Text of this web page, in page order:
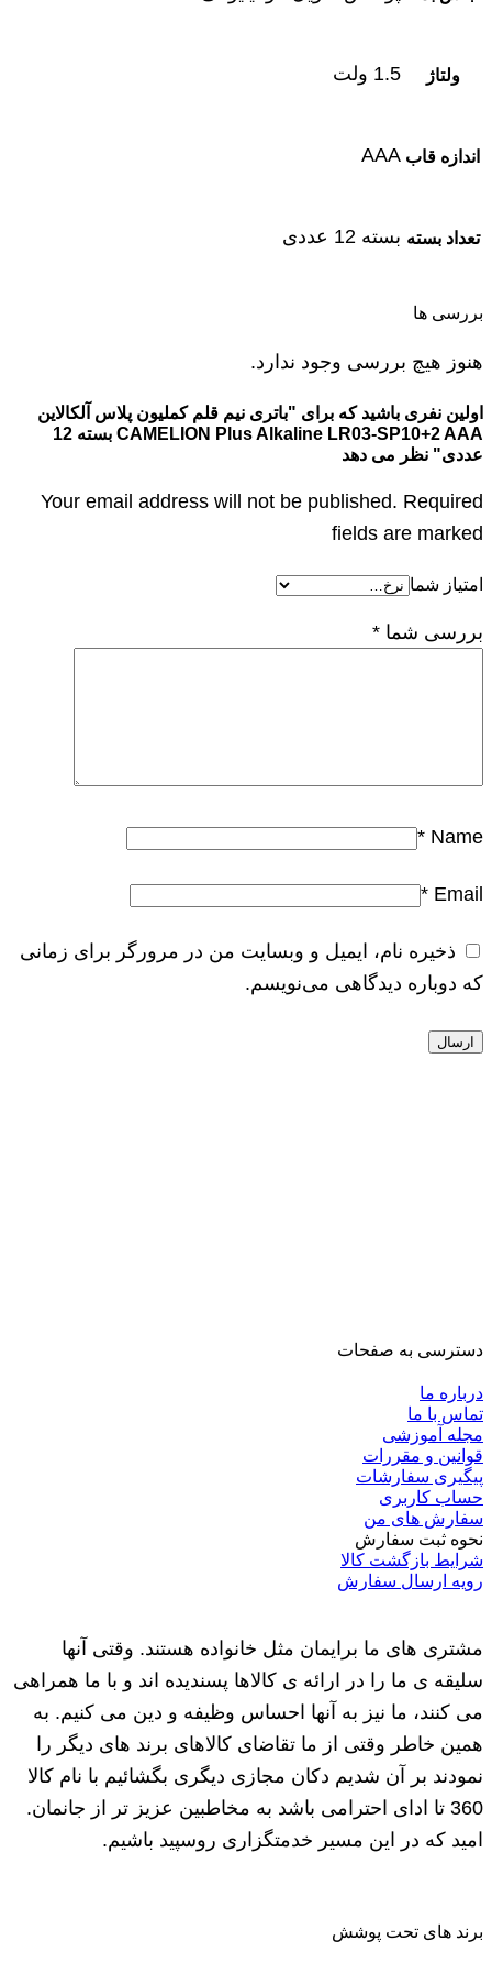
ولتاژ 1.5 ولت
اندازه قاب AAA
تعداد بسته بسته 12 عددی
بررسی ها
هنوز هیچ بررسی وجود ندارد.
اولین نفری باشید که برای "باتری نیم قلم کملیون پلاس آلکالاین
CAMELION Plus Alkaline LR03-SP10+2 AAA بسته 12
عددی" نظر می دهد
Your email address will not be published. Required
fields are marked
امتیاز شما
بررسی شما *
Name
*
Email
*
ذخیره نام، ایمیل و وبسایت من در مرورگر برای زمانی
که دوباره دیدگاهی می‌نویسم.
دسترسی به صفحات
درباره ما
تماس با ما
مجله آموزشی
قوانین و مقررات
پیگیری سفارشات
حساب کاربری
سفارش های من
نحوه ثبت سفارش
شرایط بازگشت کالا
رویه ارسال سفارش
مشتری های ما برایمان مثل خانواده هستند. وقتی آنها
سلیقه ی ما را در ارائه ی کالاها پسندیده اند و با ما همراهی
می کنند، ما نیز به آنها احساس وظیفه و دین می کنیم. به
همین خاطر وقتی از ما تقاضای کالاهای برند های دیگر را
نمودند بر آن شدیم دکان مجازی دیگری بگشائیم با نام کالا
360 تا ادای احترامی باشد به مخاطبین عزیز تر از جانمان.
امید که در این مسیر خدمتگزاری روسپید باشیم.
برند های تحت پوشش